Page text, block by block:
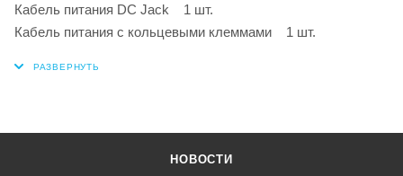
Кабель питания DC Jack 1 шт.
Кабель питания с кольцевыми клеммами 1 шт.
НОВОСТИ